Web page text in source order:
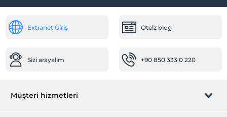
Bebek
Mama için su ısıtıcı
Havaalanı servisi (ücretli)
Extranet Giriş Otelz blog
Sizi arayalım +90 850 333 0 220
Müşteri hizmetleri